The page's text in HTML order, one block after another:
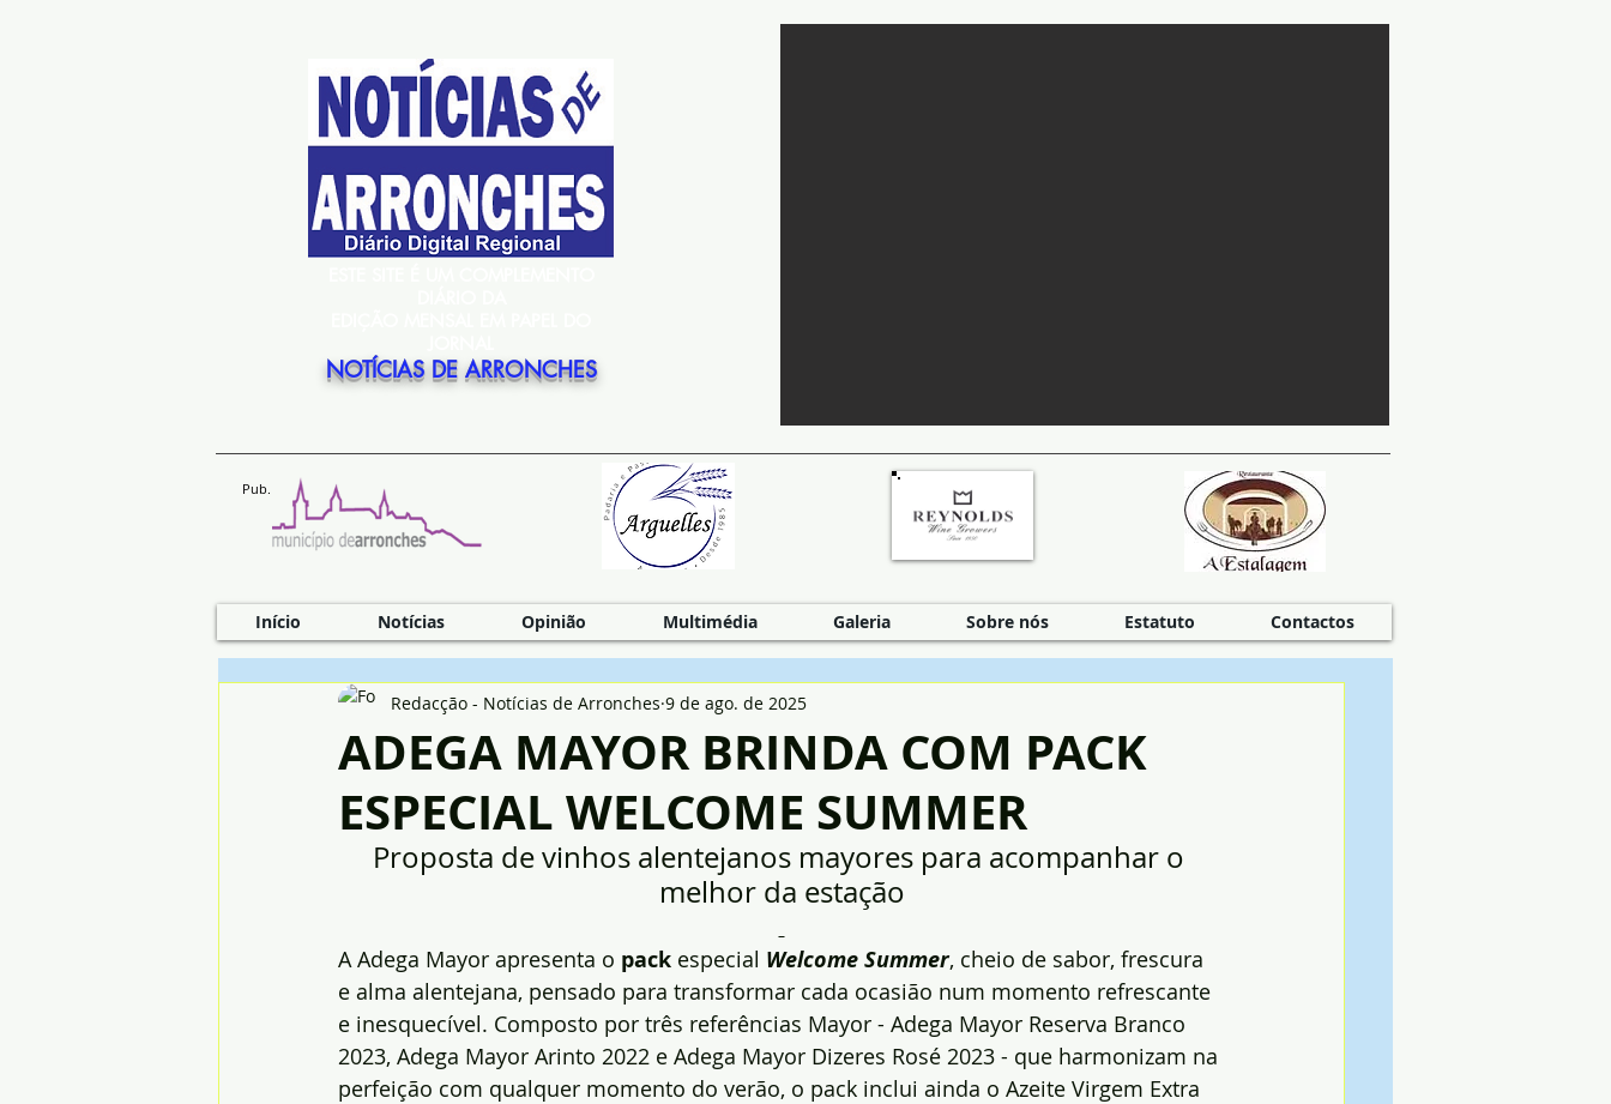
NOTÍCIAS DE ARRONCHES
Pub.
Início Notícias Opinião Multimédia Galeria Sobre nós Estatuto Contactos
ADEGA MAYOR BRINDA COM PACK
ESPECIAL WELCOME SUMMER
Redacção - Notícias de Arronches 9 de ago. de 2025
Proposta de vinhos alentejanos mayores para acompanhar o
melhor da estação
A Adega Mayor apresenta o pack especial Welcome Summer, cheio de sabor, frescura
e alma alentejana, pensado para transformar cada ocasião num momento refrescante
e inesquecível. Composto por três referências Mayor - Adega Mayor Reserva Branco
2023, Adega Mayor Arinto 2022 e Adega Mayor Dizeres Rosé 2023 - que harmonizam na
perfeição com qualquer momento do verão, o pack inclui ainda o Azeite Virgem Extra